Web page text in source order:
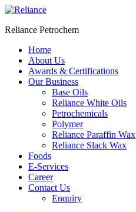
Skip
content
Reliance Petrochem
Home
About Us
Awards & Certifications
Our Business
Base Oils
Reliance White Oils
Petrochemicals
Polymer
Reliance Paraffin Wax
Reliance Slack Wax
Foods
E-Services
Career
Contact Us
Enquiry